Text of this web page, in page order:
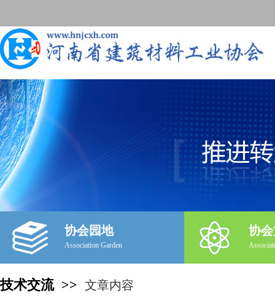
协会园地
Association Garden
协
技术交流 >> 文章内容